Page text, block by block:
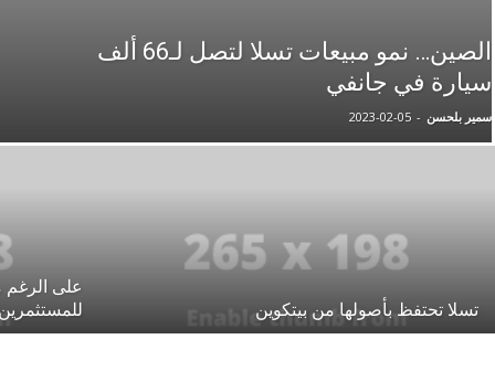
الصين… نمو مبيعات تسلا لتصل لـ66 ألف
سيارة في جانفي
سمير بلحسن -
2023-02-05
تسلا تحتفظ بأصولها من بيتكوين
على الرغم